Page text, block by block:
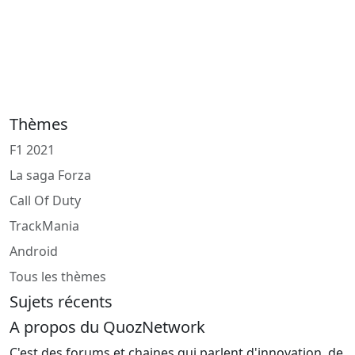
Thèmes
F1 2021
La saga Forza
Call Of Duty
TrackMania
Android
Tous les thèmes
Sujets récents
A propos du QuozNetwork